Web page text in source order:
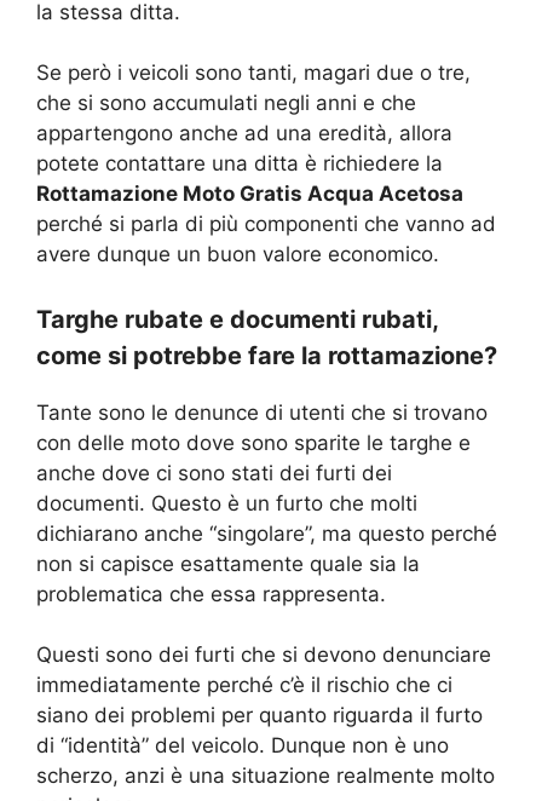
la stessa ditta.
Se però i veicoli sono tanti, magari due o tre,
che si sono accumulati negli anni e che
appartengono anche ad una eredità, allora
potete contattare una ditta è richiedere la
Rottamazione Moto Gratis Acqua Acetosa
perché si parla di più componenti che vanno ad
avere dunque un buon valore economico.
Targhe rubate e documenti rubati,
come si potrebbe fare la rottamazione?
Tante sono le denunce di utenti che si trovano
con delle moto dove sono sparite le targhe e
anche dove ci sono stati dei furti dei
documenti. Questo è un furto che molti
dichiarano anche “singolare”, ma questo perché
non si capisce esattamente quale sia la
problematica che essa rappresenta.
Questi sono dei furti che si devono denunciare
immediatamente perché c’è il rischio che ci
siano dei problemi per quanto riguarda il furto
di “identità” del veicolo. Dunque non è uno
scherzo, anzi è una situazione realmente molto